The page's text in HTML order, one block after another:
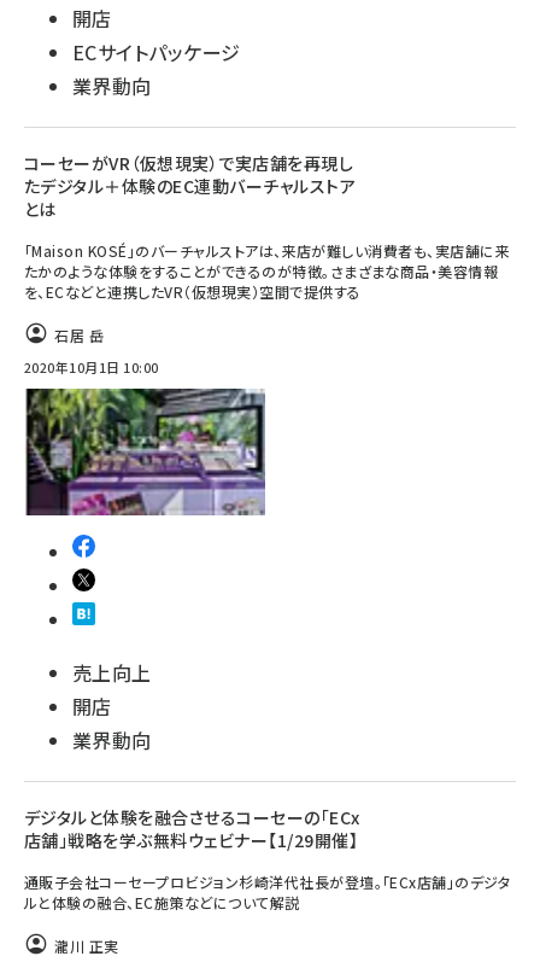
開店
ECサイトパッケージ
業界動向
コーセーがVR（仮想現実）で実店舗を再現し
たデジタル＋体験のEC連動バーチャルストア
とは
「Maison KOSÉ」のバーチャルストアは、来店が難しい消費者も、実店舗に来
たかのような体験をすることができるのが特徴。さまざまな商品・美容情報
を、ECなどと連携したVR（仮想現実）空間で提供する
石居 岳
2020年10月1日 10:00
売上向上
開店
業界動向
デジタルと体験を融合させるコーセーの「ECx
店舗」戦略を学ぶ無料ウェビナー【1/29開催】
通販子会社コーセープロビジョン杉崎洋代社長が登壇。「ECx店舗」のデジタ
ルと体験の融合、EC施策などについて解説
瀧川 正実